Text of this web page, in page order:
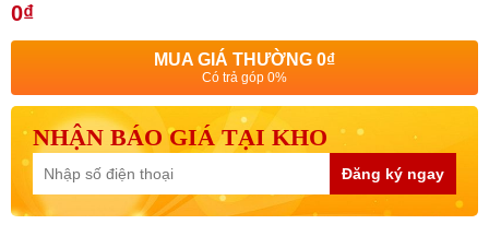
0₫
MUA GIÁ THƯỜNG 0₫
Có trả góp 0%
NHẬN BÁO GIÁ TẠI KHO
Đăng ký ngay